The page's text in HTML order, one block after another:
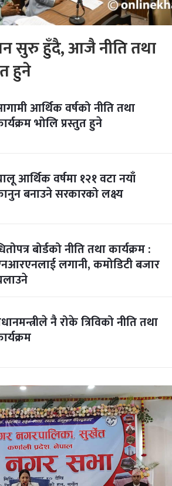
सुरु हुँदै, आजै नीति तथा
हुने
आर्थिक वर्षको नीति तथा
भोलि प्रस्तुत हुने
आर्थिक वर्षमा १२१ वटा नयाँ
बनाउने सरकारको लक्ष्य
बोर्डको नीति तथा कार्यक्रम :
लगानी, कमोडिटी बजार
नै रोके त्रिविको नीति तथा